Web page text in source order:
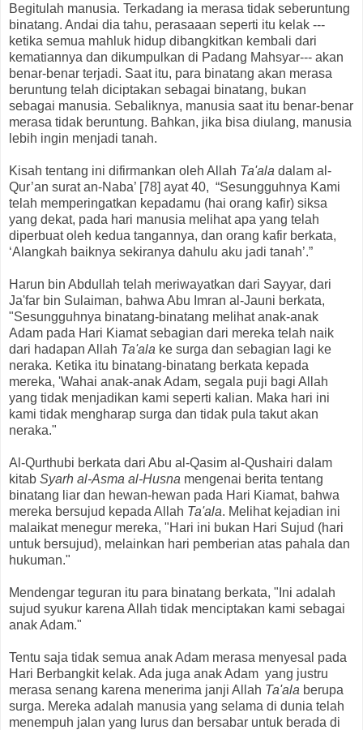
Begitulah manusia. Terkadang ia merasa tidak seberuntung
binatang. Andai dia tahu, perasaaan seperti itu kelak ---
ketika semua mahluk hidup dibangkitkan kembali dari
kematiannya dan dikumpulkan di Padang Mahsyar--- akan
benar-benar terjadi. Saat itu, para binatang akan merasa
beruntung telah diciptakan sebagai binatang, bukan
sebagai manusia. Sebaliknya, manusia saat itu benar-benar
merasa tidak beruntung. Bahkan, jika bisa diulang, manusia
lebih ingin menjadi tanah.
Kisah tentang ini difirmankan oleh Allah Ta'ala dalam al-
Qur’an surat an-Naba’ [78] ayat 40, “Sesungguhnya Kami
telah memperingatkan kepadamu (hai orang kafir) siksa
yang dekat, pada hari manusia melihat apa yang telah
diperbuat oleh kedua tangannya, dan orang kafir berkata,
‘Alangkah baiknya sekiranya dahulu aku jadi tanah’.”
Harun bin Abdullah telah meriwayatkan dari Sayyar, dari
Ja'far bin Sulaiman, bahwa Abu Imran al-Jauni berkata,
"Sesungguhnya binatang-binatang melihat anak-anak
Adam pada Hari Kiamat sebagian dari mereka telah naik
dari hadapan Allah Ta'ala ke surga dan sebagian lagi ke
neraka. Ketika itu binatang-binatang berkata kepada
mereka, 'Wahai anak-anak Adam, segala puji bagi Allah
yang tidak menjadikan kami seperti kalian. Maka hari ini
kami tidak mengharap surga dan tidak pula takut akan
neraka."
Al-Qurthubi berkata dari Abu al-Qasim al-Qushairi dalam
kitab Syarh al-Asma al-Husna mengenai berita tentang
binatang liar dan hewan-hewan pada Hari Kiamat, bahwa
mereka bersujud kepada Allah Ta'ala. Melihat kejadian ini
malaikat menegur mereka, "Hari ini bukan Hari Sujud (hari
untuk bersujud), melainkan hari pemberian atas pahala dan
hukuman."
Mendengar teguran itu para binatang berkata, "Ini adalah
sujud syukur karena Allah tidak menciptakan kami sebagai
anak Adam."
Tentu saja tidak semua anak Adam merasa menyesal pada
Hari Berbangkit kelak. Ada juga anak Adam yang justru
merasa senang karena menerima janji Allah Ta'ala berupa
surga. Mereka adalah manusia yang selama di dunia telah
menempuh jalan yang lurus dan bersabar untuk berada di